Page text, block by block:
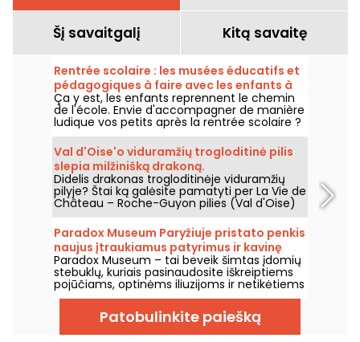
Šį savaitgalį Kitą savaitę
Rentrée scolaire : les musées éducatifs et
pédagogiques à faire avec les enfants à
Paris
Ça y est, les enfants reprennent le chemin
de l'école. Envie d'accompagner de manière
ludique vos petits après la rentrée scolaire ?
Alors, voici notre sélection des musées
éducatifs à Paris, pour apprendre plein de
choses en s'amusant et même avec des
enfants !
Val d'Oise'o viduramžių trogloditinė pilis
slepia milžinišką drakoną.
Didelis drakonas trogloditinėje viduramžių
pilyje? Štai ką galėsite pamatyti per La Vie de
Château – Roche-Guyon pilies (Val d'Oise)
šiuolaikinio meno parodą, kuri vyks nuo 2026
m. birželio 20 d. iki lapkričio 1 d.
Paradox Museum Paryžiuje pristato penkis
naujus įtraukiamus patyrimus ir kavinę
Hans & Gretel
Paradox Museum – tai beveik šimtas įdomių
stebuklų, kuriais pasinaudosite iškreiptiems
pojūčiams, optinėms iliuzijoms ir netikėtiems
pojūčių svaiguliams, laukia Tikrosios
Paryžiaus lankytojų apgaulės. Pamėgsite būti
apgaudinėjami ir kurti surrealistinius kadrus.
Dabar į parodą įtrauktos penkios naujos
Patobulinkite paiešką